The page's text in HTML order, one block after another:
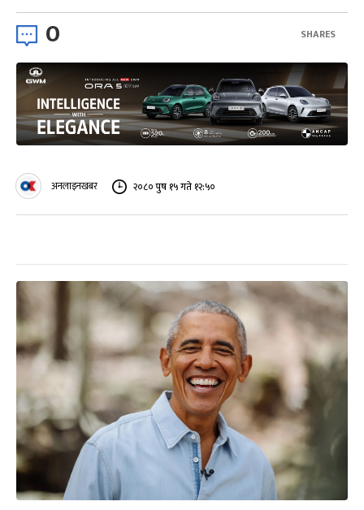
0 SHARES
अनलाइनखबर २०८० पुष १५ गते १२:५०